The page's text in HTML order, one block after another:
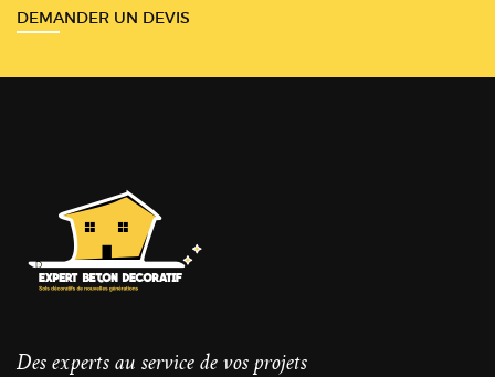
DEMANDER UN DEVIS
Des experts au service de vos projets